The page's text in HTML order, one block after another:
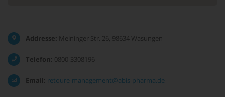
Addresse: Meininger Str. 26, 98634 Wasungen
Telefon: 0800-3308196
Email: retoure-management@abis-pharma.de